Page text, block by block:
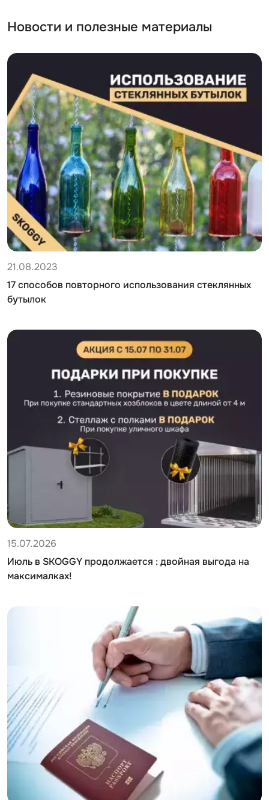
Новости и полезные материалы
21.08.2023
17 способов повторного использования стеклянных
бутылок
15.07.2026
Июль в SKOGGY продолжается : двойная выгода на
максималках!